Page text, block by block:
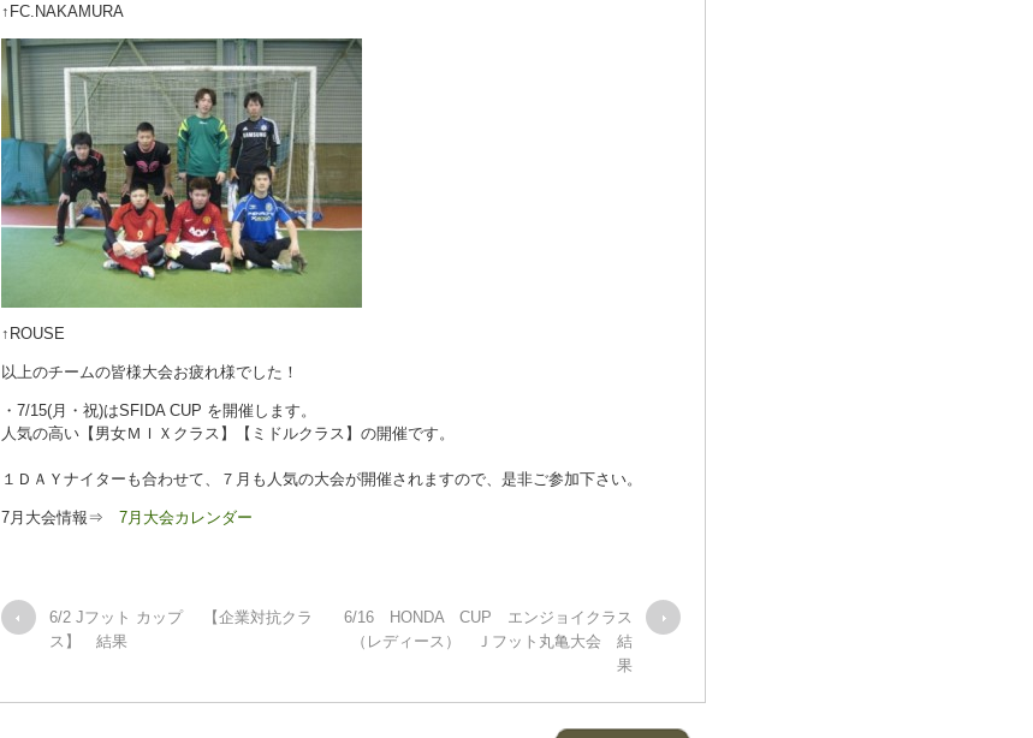
↑FC.NAKAMURA
↑ROUSE
以上のチームの皆様大会お疲れ様でした！
・7/15(月・祝)はSFIDA CUP を開催します。
人気の高い【男女ＭＩＸクラス】【ミドルクラス】の開催です。
１ＤＡＹナイターも合わせて、７月も人気の大会が開催されますので、是非ご参加下さい。
7月大会情報⇒ 7月大会カレンダー
6/2 Jフット カップ 【企業対抗クラ
ス】 結果
6/16 HONDA CUP エンジョイクラス
（レディース） Ｊフット丸亀大会 結
果